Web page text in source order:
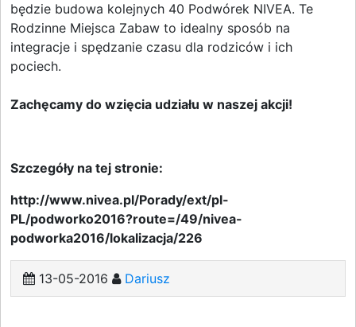
będzie budowa kolejnych 40 Podwórek NIVEA. Te
Rodzinne Miejsca Zabaw to idealny sposób na
integracje i spędzanie czasu dla rodziców i ich
pociech.
Zachęcamy do wzięcia udziału w naszej akcji!
Szczegóły na tej stronie:
http://www.nivea.pl/Porady/ext/pl-
PL/podworko2016?route=/49/nivea-
podworka2016/lokalizacja/226
13-05-2016 Dariusz